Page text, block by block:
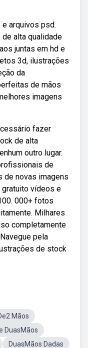
arquivos psd.
alta qualidade
juntas em hd e
3d, ilustrações
da
de mãos
imagens
fazer
de alta
outro lugar.
de
de novas imagens
vídeos e
000+ fotos
Milhares
completamente
pela
de stock
Mãos
DuasMãos
DuasMãos Dadas